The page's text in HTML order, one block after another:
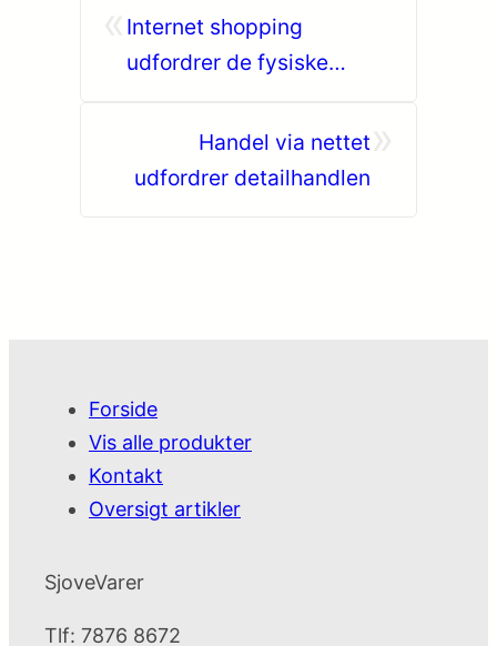
Internet shopping
udfordrer de fysiske
Handel via nettet
udfordrer detailhandlen
Forside
Vis alle produkter
Kontakt
Oversigt artikler
SjoveVarer
Tlf: 7876 8672